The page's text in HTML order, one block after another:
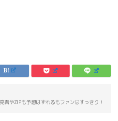
吾やZIPも予想はずれるもファンはすっきり！